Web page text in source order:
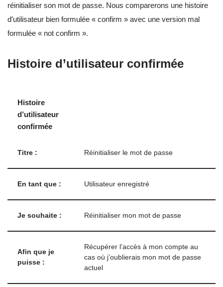
réinitialiser son mot de passe. Nous comparerons une histoire
d’utilisateur bien formulée « confirm » avec une version mal
formulée « not confirm ».
Histoire d’utilisateur confirmée
Histoire
d’utilisateur
confirmée
Titre : Réinitialiser le mot de passe
En tant que : Utilisateur enregistré
Je souhaite : Réinitialiser mon mot de passe
Afin que je
puisse :
Récupérer l’accès à mon compte au
cas où j’oublierais mon mot de passe
actuel